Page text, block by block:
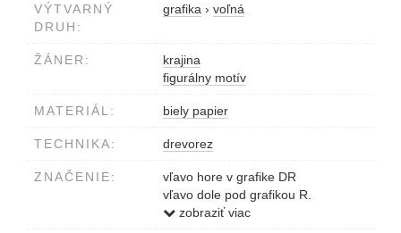
VÝTVARNÝ
DRUH:
grafika › voľná
ŽÁNER:
krajina
figurálny motív
MATERIÁL: biely papier
TECHNIKA: drevorez
ZNAČENIE:
vľavo hore v grafike DR
vľavo dole pod grafikou R.
Dúbravec 1960, 2/25
zobraziť viac